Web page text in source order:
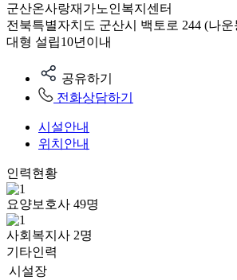
군산온사랑재가노인복지센터
전북특별자치도 군산시 백토로 244 (나
대형 설립10년이내
공유하기
전화상담하기
시설안내
위치안내
인력현황
요양보호사 49명
사회복지사 2명
기타인력
시설장